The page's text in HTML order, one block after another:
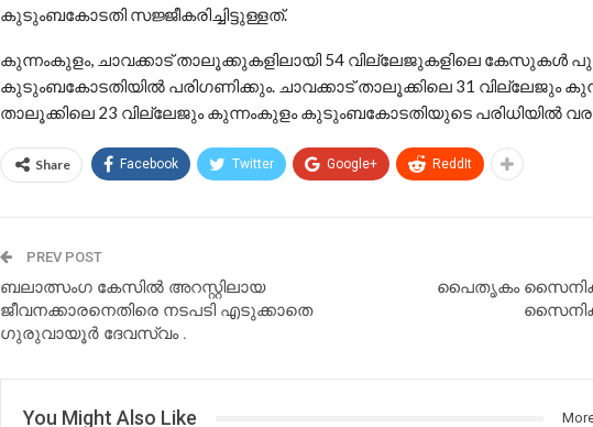
കുടുംബകോടതി സജ്ജീകരിച്ചിട്ടുള്ളത്.
കുന്നംകുളം, ചാവക്കാട് താലൂക്കുകളിലായി 54 വില്ലേജുകളിലെ കേസുകൾ
കുടുംബകോടതിയിൽ പരിഗണിക്കും. ചാവക്കാട് താലൂക്കിലെ 31 വില്ലേജും
താലൂക്കിലെ 23 വില്ലേജും കുന്നംകുളം കുടുംബകോടതിയുടെ പരിധിയിൽ
Share Facebook Twitter Google+ ReddIt
PREV POST
ബലാത്സംഗ കേസിൽ അറസ്റ്റിലായ
ജീവനക്കാരനെതിരെ നടപടി എടുക്കാതെ
ഗുരുവായൂർ ദേവസ്വം .
പൈതൃകം സൈനിക
You Might Also Like